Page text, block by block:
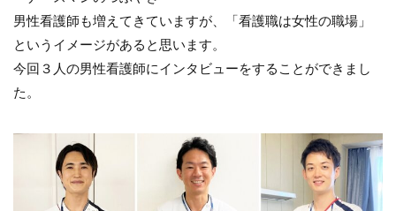
男性看護師も増えてきていますが、「看護職は女性の職場」
というイメージがあると思います。
今回３人の男性看護師にインタビューをすることができまし
た。